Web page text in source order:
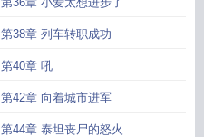
第38章 列车转职成功
第40章 吼
第42章 向着城市进军
第44章 泰坦丧尸的怒火